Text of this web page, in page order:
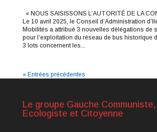
« NOUS SAISISSONS L’AUTORITÉ DE LA
Le 10 avril 2025, le Conseil d’Administration
Mobilités a attribué 3 nouvelles délégations de
pour l’exploitation du réseau de bus historique
3 lots concernent les...
« Entrées précédentes
Le groupe Gauche Communiste,
Ecologiste et Citoyenne